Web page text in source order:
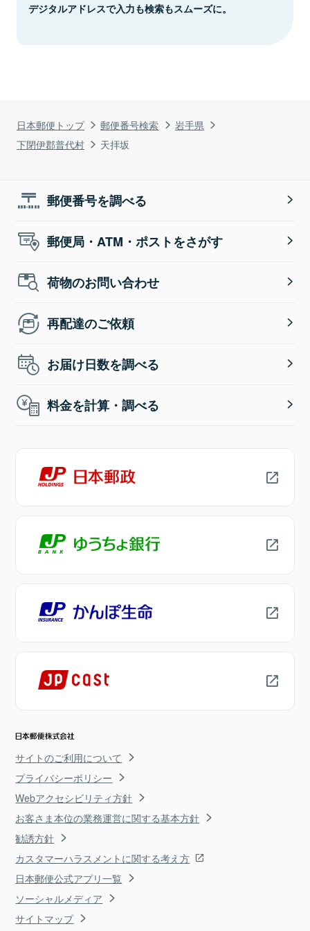
日本郵便トップ 郵便番号検索
岩手県
下閉伊郡普代村
天拝坂
デジタルアドレスで入力も検索もスムーズに。
郵便番号を調べる
郵便局・ATM・ポストをさがす
荷物のお問い合わせ
再配達のご依頼
お届け日数を調べる
料金を計算・調べる
サイトのご利用について
プライバシーポリシー
Webアクセシビリティ方針
お客さま本位の業務運営に関する基本方針
勧誘方針
カスタマーハラスメントに関する考え方
日本郵便公式アプリ一覧
ソーシャルメディア
サイトマップ